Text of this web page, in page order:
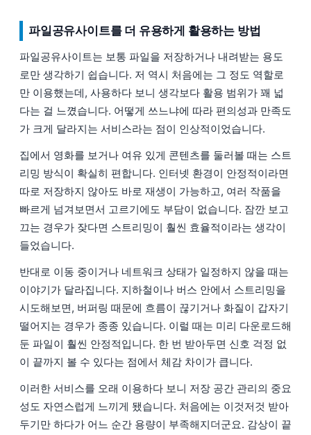
파일공유사이트를 더 유용하게 활용하는 방법
파일공유사이트는 보통 파일을 저장하거나 내려받는 용도
로만 생각하기 쉽습니다. 저 역시 처음에는 그 정도 역할로
만 이용했는데, 사용하다 보니 생각보다 활용 범위가 꽤 넓
다는 걸 느꼈습니다. 어떻게 쓰느냐에 따라 편의성과 만족도
가 크게 달라지는 서비스라는 점이 인상적이었습니다.
집에서 영화를 보거나 여유 있게 콘텐츠를 둘러볼 때는 스트
리밍 방식이 확실히 편합니다. 인터넷 환경이 안정적이라면
따로 저장하지 않아도 바로 재생이 가능하고, 여러 작품을
빠르게 넘겨보면서 고르기에도 부담이 없습니다. 잠깐 보고
끄는 경우가 잦다면 스트리밍이 훨씬 효율적이라는 생각이
들었습니다.
반대로 이동 중이거나 네트워크 상태가 일정하지 않을 때는
이야기가 달라집니다. 지하철이나 버스 안에서 스트리밍을
시도해보면, 버퍼링 때문에 흐름이 끊기거나 화질이 갑자기
떨어지는 경우가 종종 있습니다. 이럴 때는 미리 다운로드해
둔 파일이 훨씬 안정적입니다. 한 번 받아두면 신호 걱정 없
이 끝까지 볼 수 있다는 점에서 체감 차이가 큽니다.
이러한 서비스를 오래 이용하다 보니 저장 공간 관리의 중요
성도 자연스럽게 느끼게 됐습니다. 처음에는 이것저것 받아
두기만 하다가 어느 순간 용량이 부족해지더군요. 감상이 끝